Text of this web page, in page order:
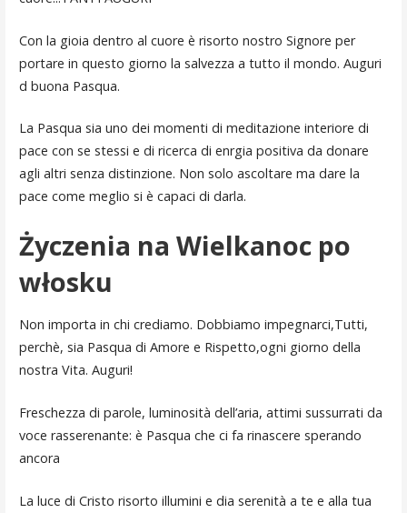
Con la gioia dentro al cuore è risorto nostro Signore per
portare in questo giorno la salvezza a tutto il mondo. Auguri
d buona Pasqua.
La Pasqua sia uno dei momenti di meditazione interiore di
pace con se stessi e di ricerca di enrgia positiva da donare
agli altri senza distinzione. Non solo ascoltare ma dare la
pace come meglio si è capaci di darla.
Życzenia na Wielkanoc po
włosku
Non importa in chi crediamo. Dobbiamo impegnarci,Tutti,
perchè, sia Pasqua di Amore e Rispetto,ogni giorno della
nostra Vita. Auguri!
Freschezza di parole, luminosità dell’aria, attimi sussurrati da
voce rasserenante: è Pasqua che ci fa rinascere sperando
ancora
La luce di Cristo risorto illumini e dia serenità a te e alla tua